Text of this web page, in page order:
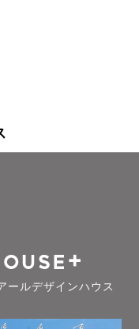
ールデザインハウス